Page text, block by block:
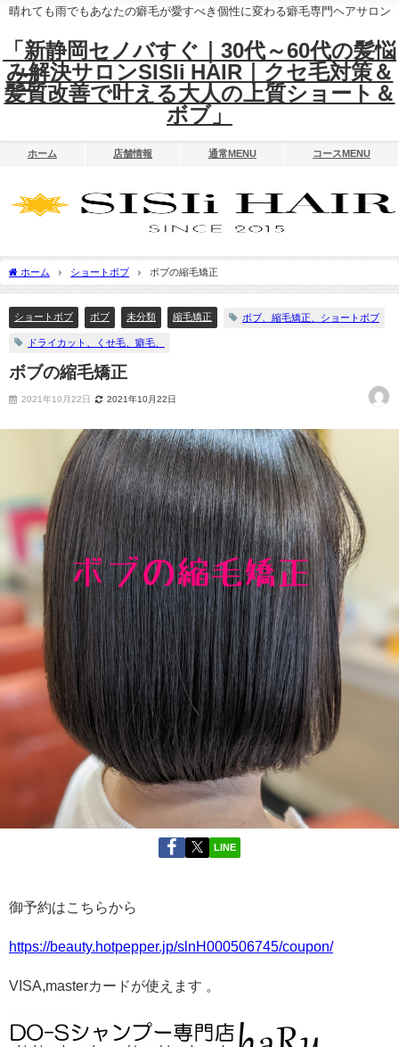
晴れても雨でもあなたの癖毛が愛すべき個性に変わる癖毛専門ヘアサロン
「新静岡セノバすぐ｜30代～60代の髪悩
み解決サロンSISIi HAIR｜クセ毛対策＆
髪質改善で叶える大人の上質ショート＆
ボブ」
ホーム 店舗情報 通常MENU コースMENU
ホーム ショートボブ ボブの縮毛矯正
ショートボブ ボブ 未分類 縮毛矯正 ボブ、縮毛矯正、ショートボブ
ドライカット、くせ毛、癖毛、
ボブの縮毛矯正
2021年10月22日 2021年10月22日
LINE
御予約はこちらから
https://beauty.hotpepper.jp/slnH000506745/coupon/
VISA,masterカードが使えます 。